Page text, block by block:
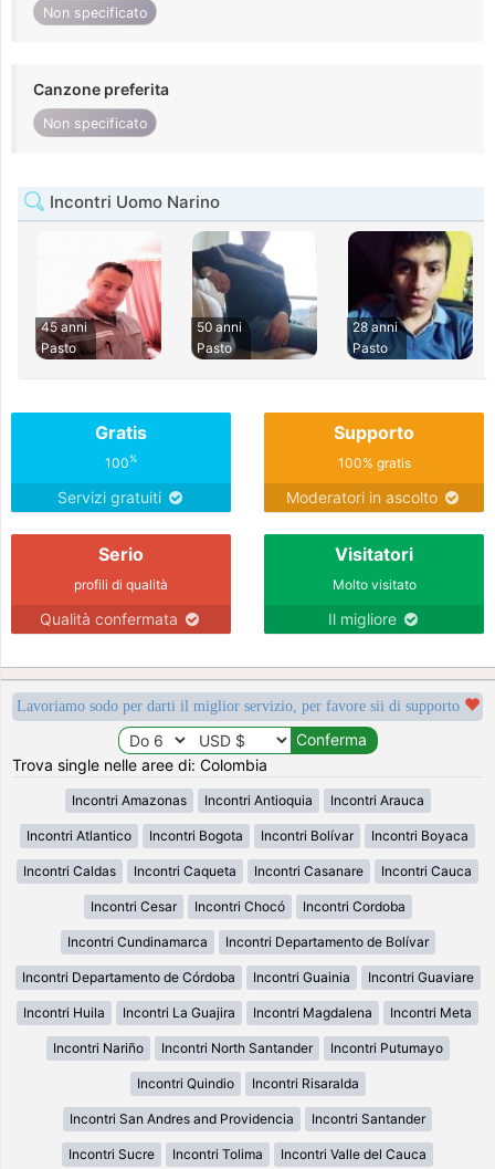
Non specificato
Canzone preferita
Non specificato
Incontri Uomo Narino
45 anni
Pasto
50 anni
Pasto
28 anni
Pasto
Gratis
100%
Servizi gratuiti
Supporto
100% gratis
Moderatori in ascolto
Serio
profili di qualità
Qualità confermata
Visitatori
Molto visitato
Il migliore
Lavoriamo sodo per darti il miglior servizio, per favore sii di supporto
Trova single nelle aree di: Colombia
Incontri Amazonas Incontri Antioquia Incontri Arauca
Incontri Atlantico Incontri Bogota Incontri Bolívar Incontri Boyaca
Incontri Caldas Incontri Caqueta Incontri Casanare Incontri Cauca
Incontri Cesar Incontri Chocó Incontri Cordoba
Incontri Cundinamarca Incontri Departamento de Bolívar
Incontri Departamento de Córdoba Incontri Guainia Incontri Guaviare
Incontri Huila Incontri La Guajira Incontri Magdalena Incontri Meta
Incontri Nariño Incontri North Santander Incontri Putumayo
Incontri Quindio Incontri Risaralda
Incontri San Andres and Providencia Incontri Santander
Incontri Sucre Incontri Tolima Incontri Valle del Cauca